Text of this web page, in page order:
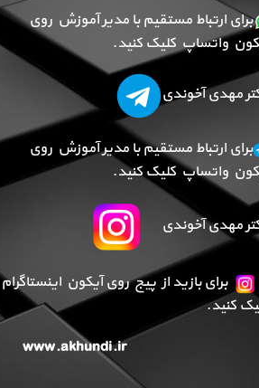
برای ارتباط مستقیم با مدیر آموزش روی
واتساپ کلیک کنید.
مهدی آخوندی
برای ارتباط مستقیم با مدیر آموزش روی
واتساپ کلیک کنید.
مهدی آخوندی
برای بازید از پیج روی آیکون اینستاگرام
کنید.
www.akhundi.ir